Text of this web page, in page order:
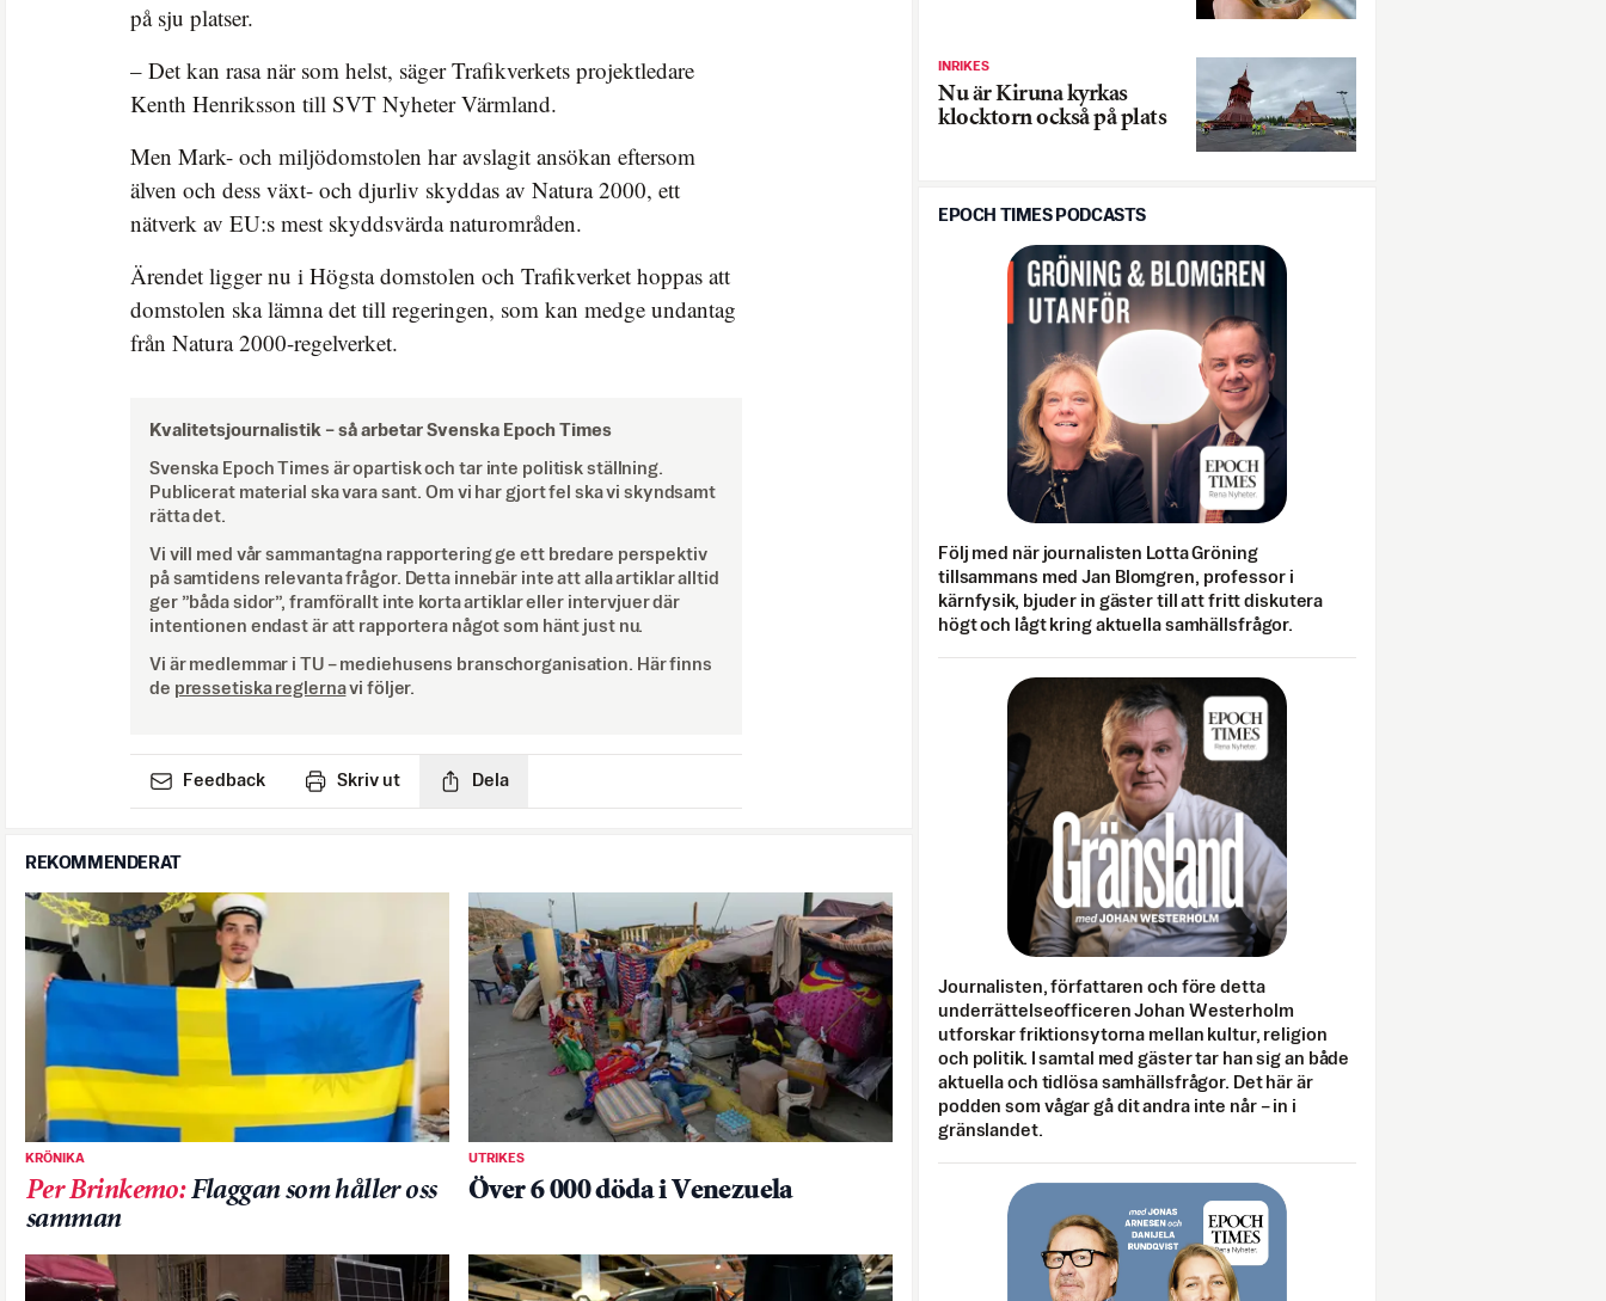
på sju platser.
– Det kan rasa när som helst, säger Trafikverkets projektledare
Kenth Henriksson till SVT Nyheter Värmland.
Men Mark- och miljödomstolen har avslagit ansökan eftersom
älven och dess växt- och djurliv skyddas av Natura 2000, ett
nätverk av EU:s mest skyddsvärda naturområden.
Ärendet ligger nu i Högsta domstolen och Trafikverket hoppas att
domstolen ska lämna det till regeringen, som kan medge undantag
från Natura 2000-regelverket.
Kvalitetsjournalistik – så arbetar Svenska Epoch Times
Svenska Epoch Times är opartisk och tar inte politisk ställning.
Publicerat material ska vara sant. Om vi har gjort fel ska vi skyndsamt
rätta det.
Vi vill med vår sammantagna rapportering ge ett bredare perspektiv
på samtidens relevanta frågor. Detta innebär inte att alla artiklar alltid
ger ”båda sidor”, framförallt inte korta artiklar eller intervjuer där
intentionen endast är att rapportera något som hänt just nu.
Vi är medlemmar i TU – mediehusens branschorganisation. Här finns
de pressetiska reglernavi följer.
Feedback Skriv ut Dela
REKOMMENDERAT
KRÖNIKA
Per Brinkemo:Flaggan som håller oss
samman
UTRIKES
Över 6 000 döda i Venezuela
INRIKES
Nu är Kiruna kyrkas
klocktorn också på plats
EPOCH TIMES PODCASTS
Följ med när journalisten Lotta Gröning
tillsammans med Jan Blomgren, professor i
kärnfysik, bjuder in gäster till att fritt diskutera
högt och lågt kring aktuella samhällsfrågor.
Journalisten, författaren och före detta
underrättelseofficeren Johan Westerholm
utforskar friktionsytorna mellan kultur, religion
och politik. I samtal med gäster tar han sig an både
aktuella och tidlösa samhällsfrågor. Det här är
podden som vågar gå dit andra inte når – in i
gränslandet.